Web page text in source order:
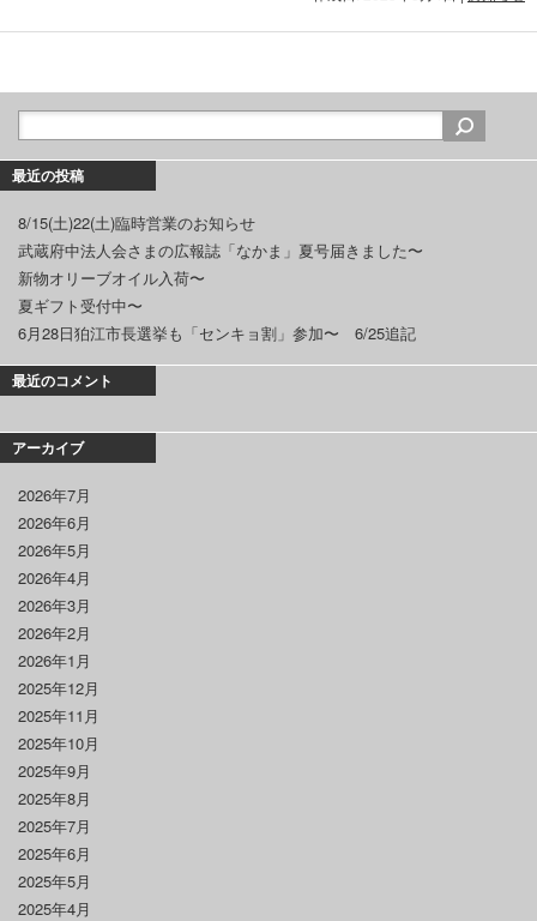
最近の投稿
8/15(土)22(土)臨時営業のお知らせ
武蔵府中法人会さまの広報誌「なかま」夏号届きました〜
新物オリーブオイル入荷〜
夏ギフト受付中〜
6月28日狛江市長選挙も「センキョ割」参加〜 6/25追記
最近のコメント
アーカイブ
2026年7月
2026年6月
2026年5月
2026年4月
2026年3月
2026年2月
2026年1月
2025年12月
2025年11月
2025年10月
2025年9月
2025年8月
2025年7月
2025年6月
2025年5月
2025年4月